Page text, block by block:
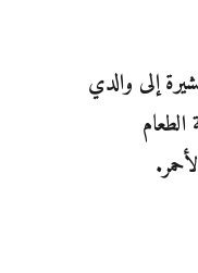
إلى والدي
الطعام